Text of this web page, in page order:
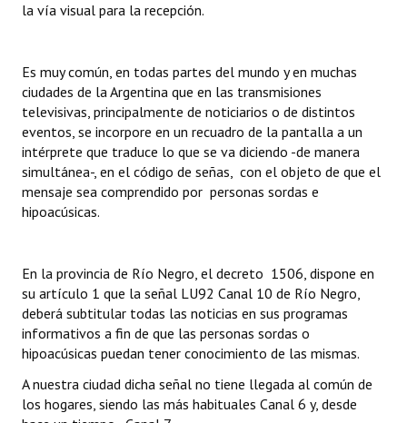
Antiguos Pobladores
Noticias Destacadas
Registros y Distinciones
Datos Históricos
Premio al Mérito - Registro
Mujeres que Dejaron Huellas - Registro
Periodistas Decanos - Registro
Ciudadano Ilustre - Registro
Banca del Vecino - Registro
la vía visual para la recepción.
Es muy común, en todas partes del mundo y en muchas
ciudades de la Argentina que en las transmisiones
televisivas, principalmente de noticiarios o de distintos
eventos, se incorpore en un recuadro de la pantalla a un
intérprete que traduce lo que se va diciendo -de manera
simultánea-, en el código de señas, con el objeto de que el
mensaje sea comprendido por personas sordas e
hipoacúsicas.
En la provincia de Río Negro, el decreto 1506, dispone en
su artículo 1 que la señal LU92 Canal 10 de Río Negro,
deberá subtitular todas las noticias en sus programas
informativos a fin de que las personas sordas o
hipoacúsicas puedan tener conocimiento de las mismas.
A nuestra ciudad dicha señal no tiene llegada al común de
los hogares, siendo las más habituales Canal 6 y, desde